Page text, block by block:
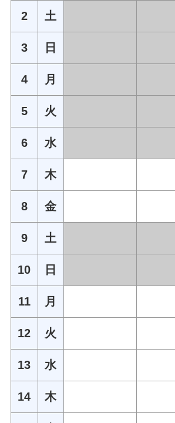
2 土
3 日
4 月
5 火
6 水
7 木
8 金
9 土
10 日
11 月
12 火
13 水
14 木